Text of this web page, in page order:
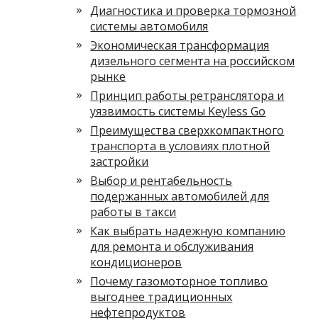
Диагностика и проверка тормозной
системы автомобиля
Экономическая трансформация
дизельного сегмента на российском
рынке
Принцип работы ретранслятора и
уязвимость системы Keyless Go
Преимущества сверхкомпактного
транспорта в условиях плотной
застройки
Выбор и рентабельность
подержанных автомобилей для
работы в такси
Как выбрать надежную компанию
для ремонта и обслуживания
кондиционеров
Почему газомоторное топливо
выгоднее традиционных
нефтепродуктов